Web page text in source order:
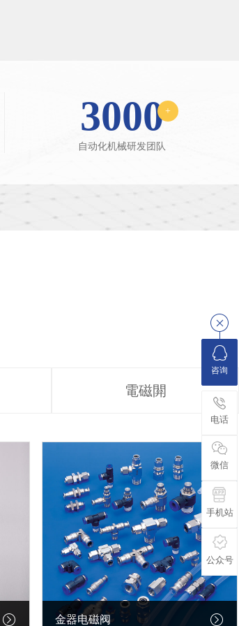
3000+
自动化机械研发团队
電磁閞
金器电磁阀
咨询
电话
微信
手机站
公众号